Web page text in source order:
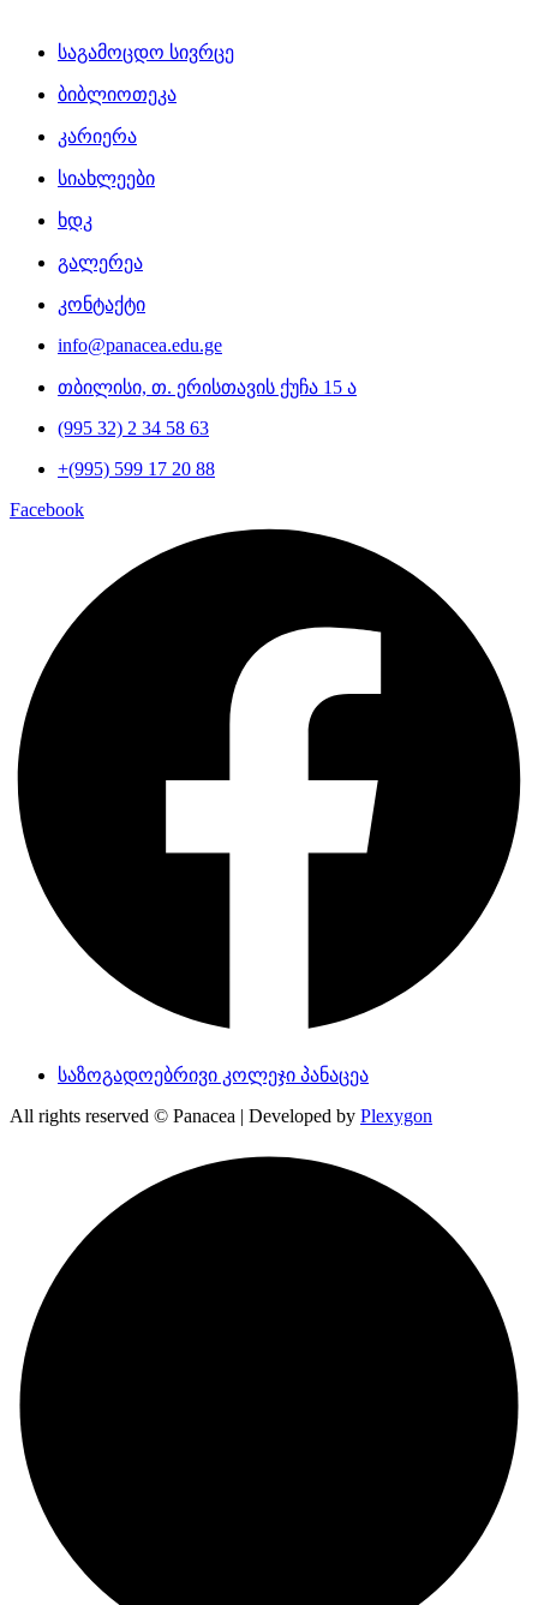
საგამოცდო სივრცე
ბიბლიოთეკა
კარიერა
სიახლეები
ხდკ
გალერეა
კონტაქტი
info@panacea.edu.ge
თბილისი, თ. ერისთავის ქუჩა 15 ა
(995 32) 2 34 58 63
+(995) 599 17 20 88
Facebook
საზოგადოებრივი კოლეჯი პანაცეა
All rights reserved © Panacea | Developed by Plexygon